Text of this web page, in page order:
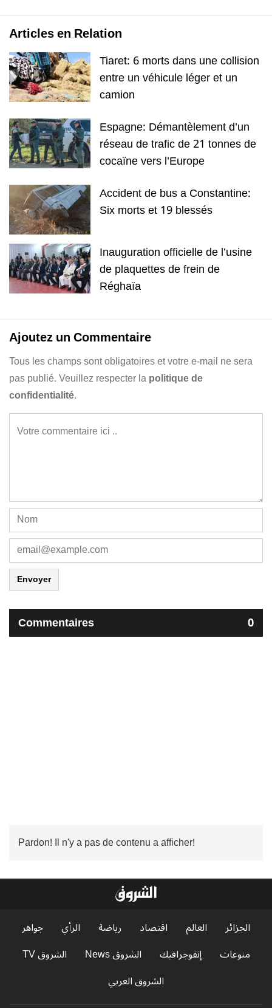
Articles en Relation
Tiaret: 6 morts dans une collision
entre un véhicule léger et un
camion
Espagne: Démantèlement d’un
réseau de trafic de 21 tonnes de
cocaïne vers l’Europe
Accident de bus a Constantine:
Six morts et 19 blessés
Inauguration officielle de l’usine
de plaquettes de frein de
Réghaïa
Ajoutez un Commentaire
Tous les champs sont obligatoires et votre e-mail ne sera
pas publié. Veuillez respecter lapolitique de
confidentialité.
Envoyer
Commentaires 0
Pardon! Il n'y a pas de contenu a afficher!
الجزائر العالم اقتصاد رياضة الرأي
جواهر
منوعات
إنفوجرافيك الشروق News
الشروق TV
الشروق العربي